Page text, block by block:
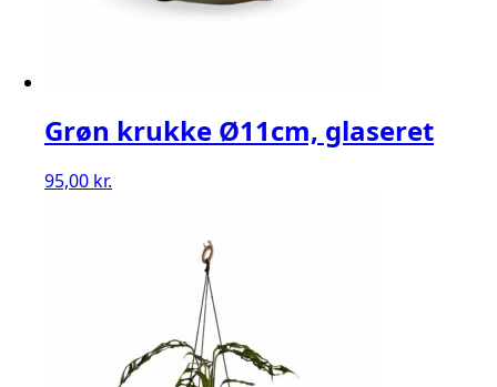
Grøn krukke Ø11cm, glaseret
95,00 kr.